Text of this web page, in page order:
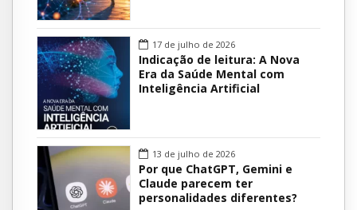
17 de julho de 2026
Indicação de leitura: A Nova
Era da Saúde Mental com
Inteligência Artificial
13 de julho de 2026
Por que ChatGPT, Gemini e
Claude parecem ter
personalidades diferentes?